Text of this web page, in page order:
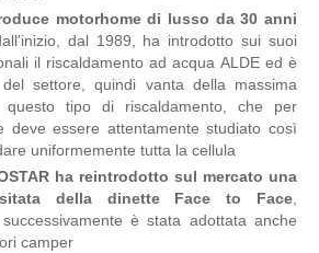
motorhome di lusso da 30 anni
dal 1989, ha introdotto sui suoi
il riscaldamento ad acqua ALDE ed è
settore, quindi vanta della massima
questo tipo di riscaldamento, che per
deve essere attentamente studiato così
uniformemente tutta la cellula
ha reintrodotto sul mercato una
della dinette Face to Face,
è stata adottata anche
camper